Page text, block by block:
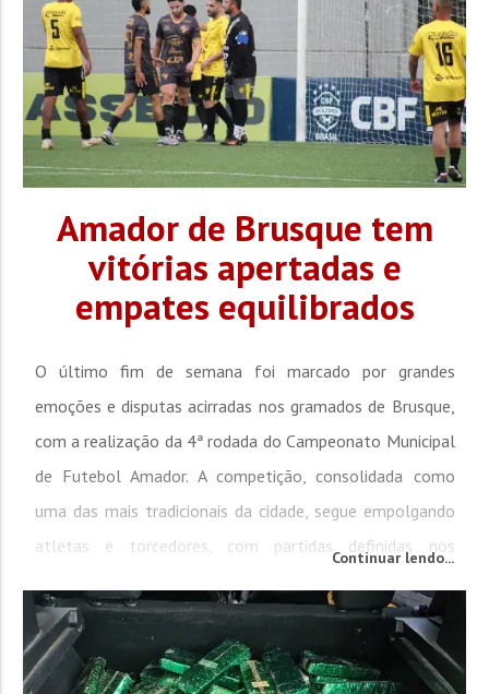
Amador de Brusque tem
vitórias apertadas e
empates equilibrados
O último fim de semana foi marcado por grandes
emoções e disputas acirradas nos gramados de Brusque,
com a realização da 4ª rodada do Campeonato Municipal
de Futebol Amador. A competição, consolidada como
uma das mais tradicionais da cidade, segue empolgando
atletas e torcedores, com partidas definidas nos
venceu o Nova União por 1 a 0. No mesmo grupo, o
Santa Cruz derrotou a...
Continuar lendo...